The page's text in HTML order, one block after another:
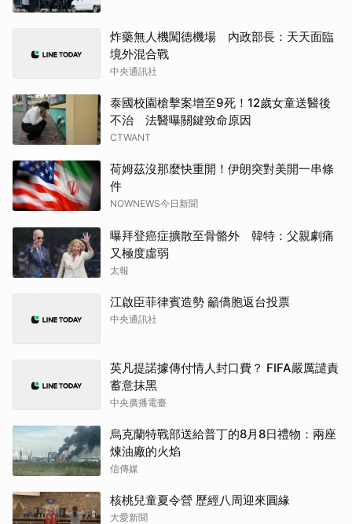
炸藥無人機闖德機場 內政部長：天天面臨
境外混合戰
中央通訊社
泰國校園槍擊案增至9死！12歲女童送醫後
不治 法醫曝關鍵致命原因
CTWANT
荷姆茲沒那麼快重開！伊朗突對美開一串條
件
NOWNEWS今日新聞
曝拜登癌症擴散至骨骼外 韓特：父親劇痛
又極度虛弱
太報
江啟臣菲律賓造勢 籲僑胞返台投票
中央通訊社
英凡提諾據傳付情人封口費？ FIFA嚴厲譴責
蓄意抹黑
中央廣播電臺
烏克蘭特戰部送給普丁的8月8日禮物：兩座
煉油廠的火焰
信傳媒
核桃兒童夏令營 歷經八周迎來圓緣
大愛新聞